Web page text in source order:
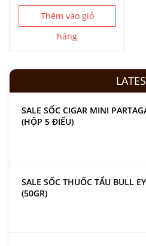
Thêm vào giỏ
hàng
SALE SỐC CIGAR MINI
(HỘP 5 ĐIẾU)
SALE SỐC THUỐC TẨU BULL
(50GR)